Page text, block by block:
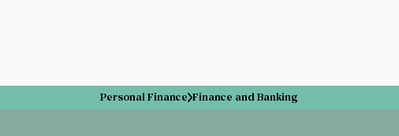
Personal Finance Finance and Banking